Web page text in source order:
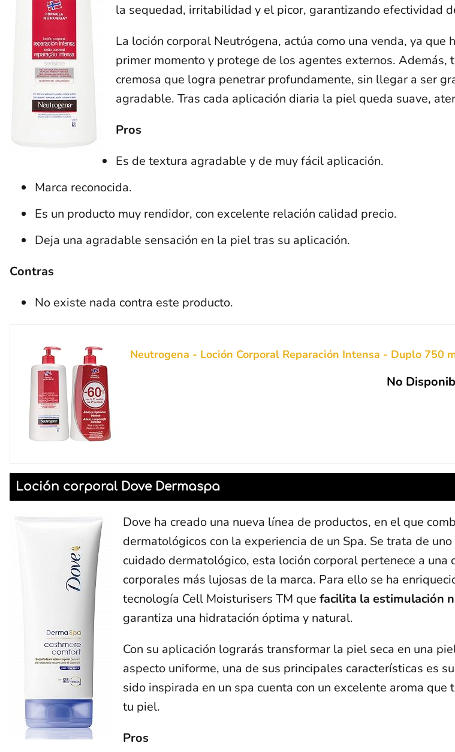
la sequedad, irritabilidad y el picor, garantizando efectividad
La loción corporal Neutrógena, actúa como una venda, ya
primer momento y protege de los agentes externos. Además,
cremosa que logra penetrar profundamente, sin llegar a ser
agradable. Tras cada aplicación diaria la piel queda suave,
Pros
Es de textura agradable y de muy fácil aplicación.
Marca reconocida.
Es un producto muy rendidor, con excelente relación calidad precio.
Deja una agradable sensación en la piel tras su aplicación.
Contras
No existe nada contra este producto.
Neutrogena - Loción Corporal Reparación Intensa - Duplo 750
No
Loción corporal Dove Dermaspa
Dove ha creado una nueva línea de productos, en el que
dermatológicos con la experiencia de un Spa. Se trata de
cuidado dermatológico, esta loción corporal pertenece a una
corporales más lujosas de la marca. Para ello se ha
tecnología Cell Moisturisers TM que facilita la estimulación
garantiza una hidratación óptima y natural.
Con su aplicación lograrás transformar la piel seca en una
aspecto uniforme, una de sus principales características es
sido inspirada en un spa cuenta con un excelente aroma que
tu piel.
Pros